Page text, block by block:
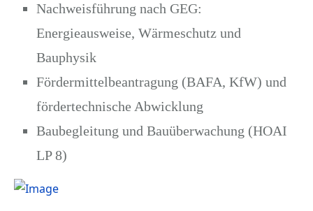
Nachweisführung nach GEG:
Energieausweise, Wärmeschutz und
Bauphysik
Fördermittelbeantragung (BAFA, KfW) und
fördertechnische Abwicklung
Baubegleitung und Bauüberwachung (HOAI
LP 8)